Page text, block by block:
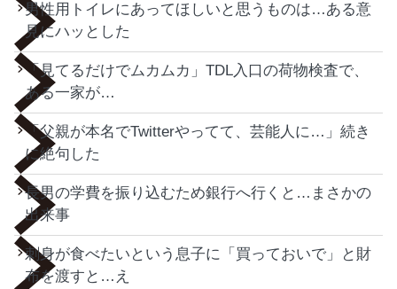
男性用トイレにあってほしいと思うものは…ある意
見にハッとした
「見てるだけでムカムカ」TDL入口の荷物検査で、
ある一家が…
「父親が本名でTwitterやってて、芸能人に…」続き
に絶句した
長男の学費を振り込むため銀行へ行くと…まさかの
出来事
刺身が食べたいという息子に「買っておいで」と財
布を渡すと…え